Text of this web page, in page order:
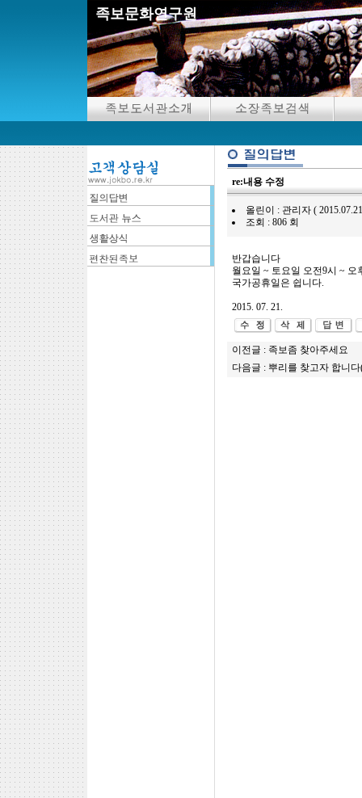
족보문화연구원
re:내용 수정
올린이 : 관리자 (
조회 : 806 회
반갑습니다
월요일 ~ 토요일 오전9시 ~
국가공휴일은 쉽니다.
2015. 07. 21.
이전글 : 족보좀 찾아주세요
다음글 : 뿌리를 찾고자 합니